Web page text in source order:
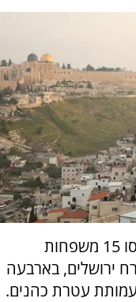
כאמור, ביום חמישי לפנות בוקר נכנסו 15 משפחות
ירושלים, בארבעה
עטרת כהנים.